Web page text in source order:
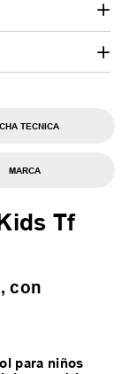
TECNICA
MARCA
Tf
con
para niños